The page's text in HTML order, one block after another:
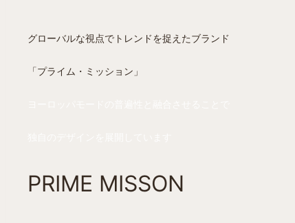
グローバルな視点でトレンドを捉えたブランド
「プライム・ミッション」
PRIME MISSON